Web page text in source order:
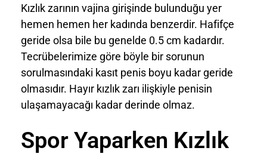
Kızlık zarının vajina girişinde bulunduğu yer
hemen hemen her kadında benzerdir. Hafifçe
geride olsa bile bu genelde 0.5 cm kadardır.
Tecrübelerimize göre böyle bir sorunun
sorulmasındaki kasıt penis boyu kadar geride
olmasıdır. Hayır kızlık zarı ilişkiyle penisin
ulaşamayacağı kadar derinde olmaz.
Spor Yaparken Kızlık